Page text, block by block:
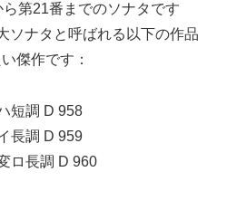
第21番までのソナタです
ソナタと呼ばれる以下の作品
傑作です：
短調 D 958
長調 D 959
ロ長調 D 960